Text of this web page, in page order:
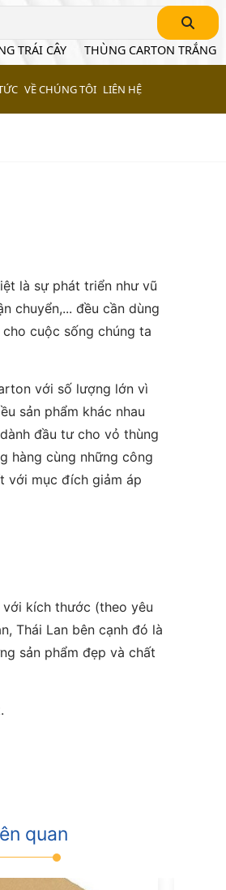
TRÁI CÂY THÙNG CARTON TRẮNG
VỀ CHÚNG TÔI LIÊN HỆ
là sự phát triển như vũ
chuyển,... đều cần dùng
cuộc sống chúng ta
với số lượng lớn vì
sản phẩm khác nhau
đầu tư cho vỏ thùng
hàng cùng những công
với mục đích giảm áp
kích thước (theo yêu
Thái Lan bên cạnh đó là
sản phẩm đẹp và chất
quan